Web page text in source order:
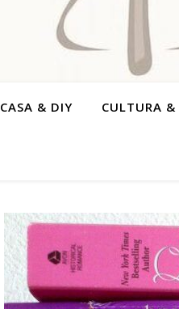
CASA & DIY CULTURA